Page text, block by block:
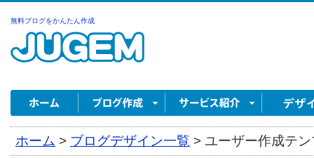
無料ブログをかんたん作成
ホーム > ブログデザイン一覧 > ユーザー作成テ